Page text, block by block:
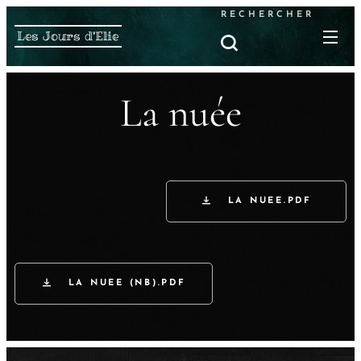
Les Jours d'Elie
RECHERCHER
La nuée
LA NUEE.PDF
LA NUEE (NB).PDF